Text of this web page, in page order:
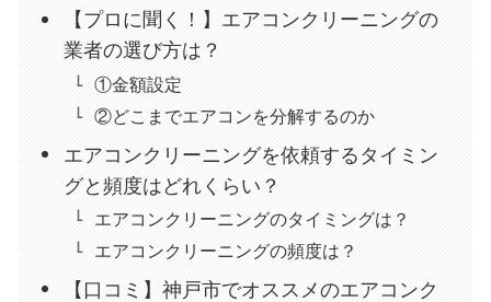
【プロに聞く！】エアコンクリーニングの
業者の選び方は？
①金額設定
②どこまでエアコンを分解するのか
エアコンクリーニングを依頼するタイミン
グと頻度はどれくらい？
エアコンクリーニングのタイミングは？
エアコンクリーニングの頻度は？
【口コミ】神戸市でオススメのエアコンク